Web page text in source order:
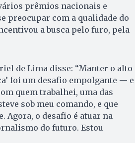
prêmios nacionais e
preocupar com a qualidade do
a busca pelo furo, pela
de Lima disse: “Manter o alto
foi um desafio empolgante — e
quem trabalhei, uma das
sob meu comando, e que
Agora, o desafio é atuar na
do futuro. Estou